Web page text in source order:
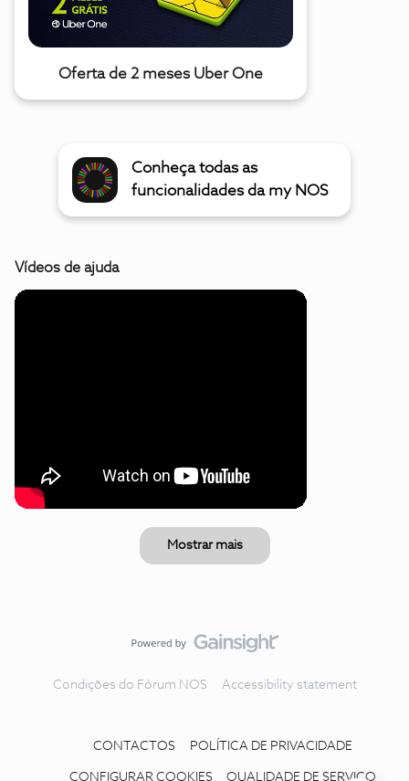
Oferta de 2 meses Uber One
Conheça todas as
funcionalidades da my NOS
Vídeos de ajuda
Mostrar mais
Condições do Fórum NOS Accessibility statement
CONTACTOS POLÍTICA DE PRIVACIDADE
CONFIGURAR COOKIES QUALIDADE DE SERVIÇO